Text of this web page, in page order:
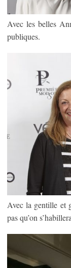
Avec les belles
publiques.
Avec la gentille et
pas qu’on